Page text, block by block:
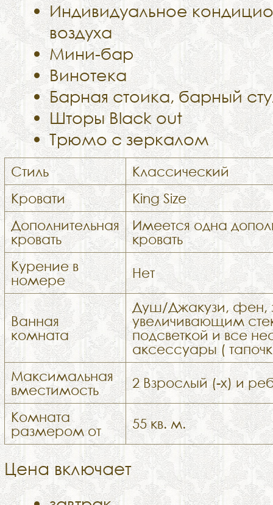
Индивидуальное
воздуха
Мини-бар
Винотека
Барная стоика, барный
Шторы Black out
Трюмо с зеркалом
Стиль
Классический
Кровати
King Size
Дополнительная
кровать
Имеется одна
кровать
Курение в
номере
Нет
Ванная
комната
Душ/Джакузи, фен,
увеличивающим
подсветкой и все
аксессуары (
Максимальная
вместимость
2 Взрослый (-х) и
Комната
размером от
55 кв. м.
Цена включает